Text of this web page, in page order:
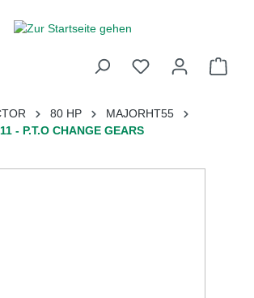
80 HP
MAJORHT55
- P.T.O CHANGE GEARS